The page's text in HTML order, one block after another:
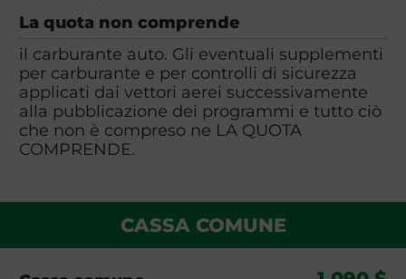
La quota non comprende
il carburante auto. Gli eventuali supplementi
per carburante e per controlli di sicurezza
applicati dai vettori aerei successivamente
alla pubblicazione dei programmi e tutto ciò
che non è compreso ne LA QUOTA
COMPRENDE.
CASSA COMUNE